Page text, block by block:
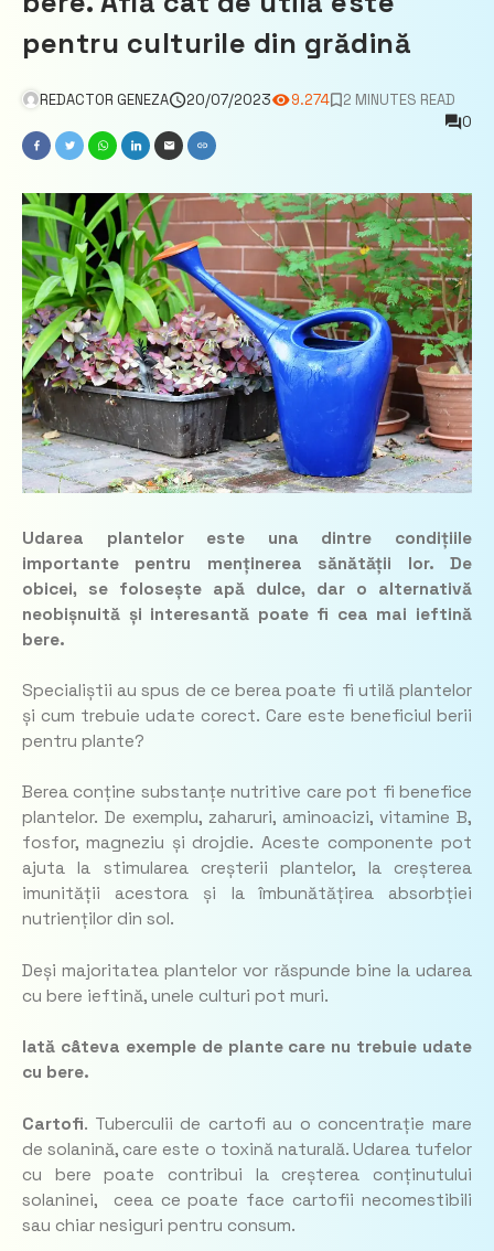
pentru culturile din grădină
REDACTOR GENEZA 20/07/2023 9.274
2 MINUTES READ
0
Udarea plantelor este una dintre condițiile
importante pentru menținerea sănătății lor. De
obicei, se folosește apă dulce, dar o alternativă
neobișnuită și interesantă poate fi cea mai ieftină
bere.
Specialiștii au spus de ce berea poate fi utilă plantelor
și cum trebuie udate corect. Care este beneficiul berii
pentru plante?
Berea conține substanțe nutritive care pot fi benefice
plantelor. De exemplu, zaharuri, aminoacizi, vitamine B,
fosfor, magneziu și drojdie. Aceste componente pot
ajuta la stimularea creșterii plantelor, la creșterea
imunității acestora și la îmbunătățirea absorbției
nutrienților din sol.
Deși majoritatea plantelor vor răspunde bine la udarea
cu bere ieftină, unele culturi pot muri.
Iată câteva exemple de plante care nu trebuie udate
cu bere.
Cartofi. Tuberculii de cartofi au o concentrație mare
de solanină, care este o toxină naturală. Udarea tufelor
cu bere poate contribui la creșterea conținutului
solaninei, ceea ce poate face cartofii necomestibili
sau chiar nesiguri pentru consum.